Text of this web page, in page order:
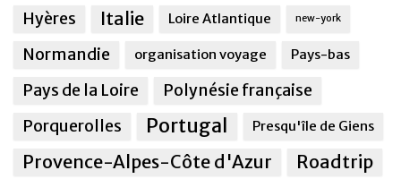
Hyères Italie Loire Atlantique new-york
Normandie organisation voyage Pays-bas
Pays de la Loire
Polynésie française
Porquerolles
Portugal Presqu'île de Giens
Provence-Alpes-Côte d'Azur Roadtrip